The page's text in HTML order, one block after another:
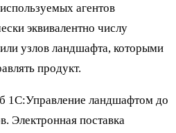
агентов
эквивалентно числу
узлов ландшафта, которыми
продукт.
1С:Управление ландшафтом до
Электронная поставка